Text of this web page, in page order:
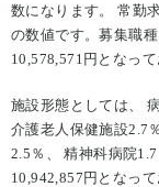
数になります。 常勤
の数値です。募集職
10,578,571円となって
施設形態としては、
介護老人保健施設2.7
2.5％、 精神科病院
10,942,857円となっ